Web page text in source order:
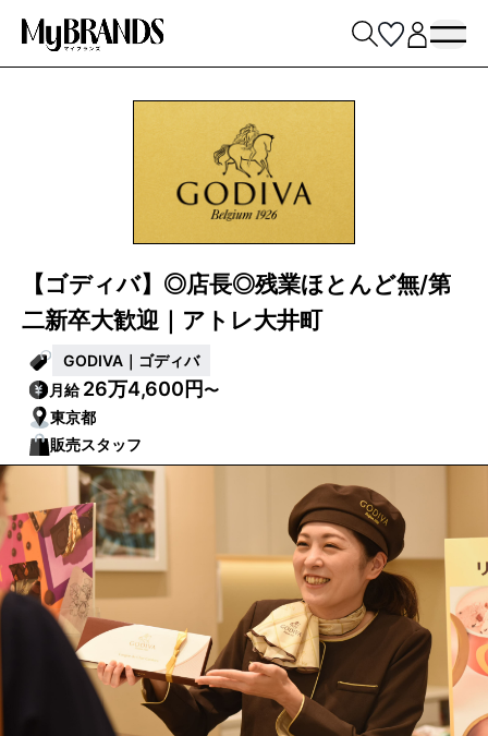
【ゴディバ】◎店長◎残業ほとんど無/第
二新卒大歓迎｜アトレ大井町
GODIVA｜ゴディバ
月給26万4,600円〜
東京都
販売スタッフ